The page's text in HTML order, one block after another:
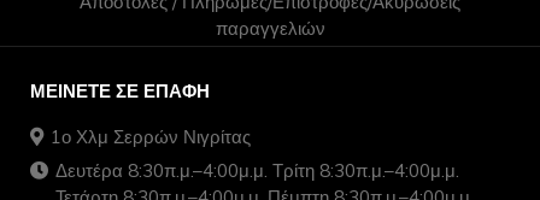
παραγγελιών
ΜΕΊΝΕΤΕ ΣΕ ΕΠΑΦΉ
1ο Χλμ Σερρών Νιγρίτας
Δευτέρα 8:30π.μ.–4:00μ.μ. Τρίτη 8:30π.μ.–4:00μ.μ.